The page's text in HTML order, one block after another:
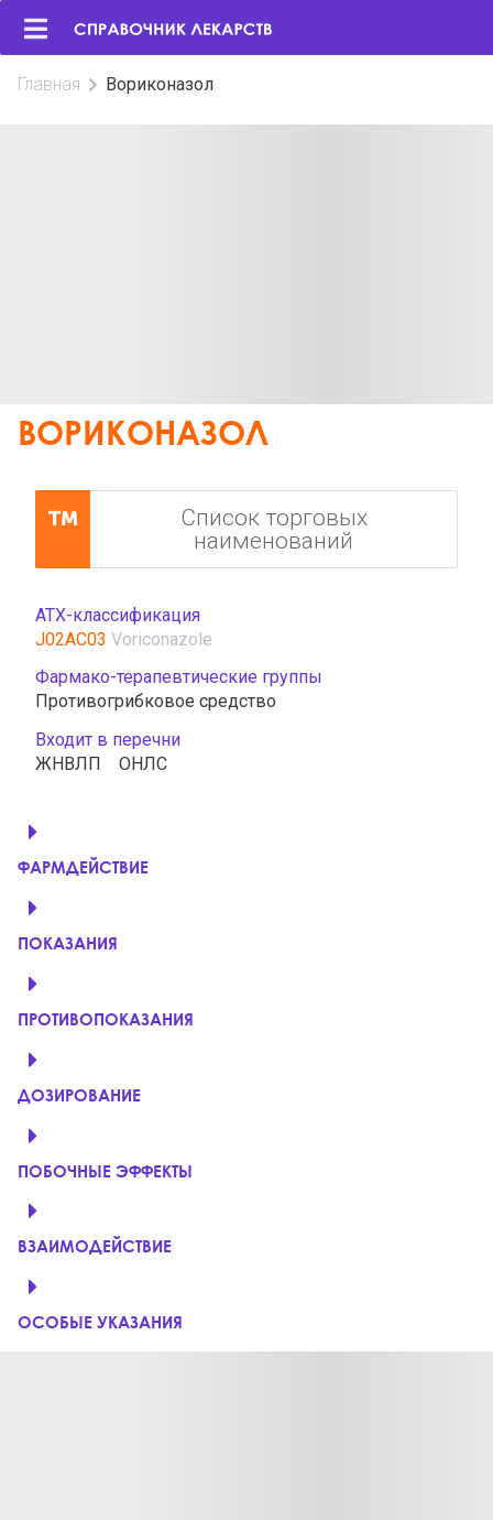
Главная Вориконазол
ВОРИКОНАЗОЛ
Список торговых
наименований
АТХ-классификация
J02AC03 Voriconazole
Фармако-терапевтические группы
Противогрибковое средство
Входит в перечни
ЖНВЛП
ОНЛС
ФАРМДЕЙСТВИЕ
ПОКАЗАНИЯ
ПРОТИВОПОКАЗАНИЯ
ДОЗИРОВАНИЕ
ПОБОЧНЫЕ ЭФФЕКТЫ
ВЗАИМОДЕЙСТВИЕ
ОСОБЫЕ УКАЗАНИЯ